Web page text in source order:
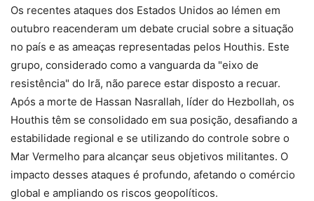
Os recentes ataques dos Estados Unidos ao Iémen em
outubro reacenderam um debate crucial sobre a situação
no país e as ameaças representadas pelos Houthis. Este
grupo, considerado como a vanguarda da "eixo de
resistência" do Irã, não parece estar disposto a recuar.
Após a morte de Hassan Nasrallah, líder do Hezbollah, os
Houthis têm se consolidado em sua posição, desafiando a
estabilidade regional e se utilizando do controle sobre o
Mar Vermelho para alcançar seus objetivos militantes. O
impacto desses ataques é profundo, afetando o comércio
global e ampliando os riscos geopolíticos.